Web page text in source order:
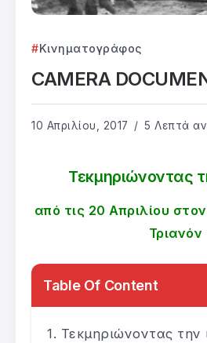
Κινηματογράφος
CAMERA
10 Απριλίου, 2017 5 Λεπτά
Τεκμηριώνοντας
από τις 20 Απριλίου
Τριανόν
Table Of Content
Τεκμηριώνοντας την